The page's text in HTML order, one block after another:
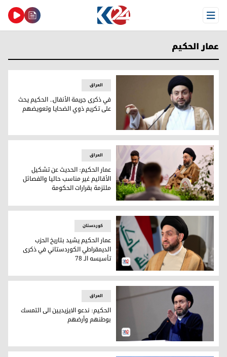
Open Menu
عمار الحكيم
في ذكرى جريمة الأنفال.. الحكيم يحث على تكريم ذوي
العراق
في ذكرى جريمة الأنفال.. الحكيم يحث
على تكريم ذوي الضحايا وتعويضهم
عمار الحكيم: الحديث عن تشكيل الأقاليم غير مناسب حاليا
العراق
عمار الحكيم: الحديث عن تشكيل
الأقاليم غير مناسب حاليا والفصائل
ملتزمة بقرارات الحكومة
رئيس تيار الحكمة الوطني عمار الحكيم
کوردستان
عمار الحكيم يشيد بتاريخ الحزب
الديمقراطي الكوردستاني في ذكرى
تأسيسه الـ 78
الحكيم: ندعو الايزيديين الى التمسك بوطنهم وأرضهم
العراق
الحكيم: ندعو الايزيديين الى التمسك
بوطنهم وأرضهم